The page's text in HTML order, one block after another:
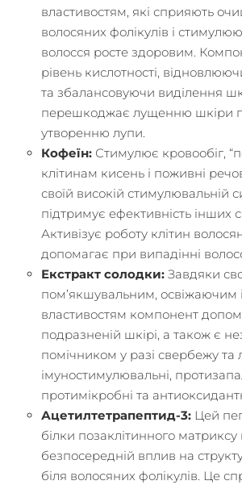
властивостям, які сприяють
волосяних фолікулів і
волосся росте здоровим.
рівень кислотності,
та збалансовуючи виділення
перешкоджає лущенню шкіри
утворенню лупи.
Кофеїн: Стимулює кровообіг,
клітинам кисень і поживні
своїй високій стимулювальній
підтримує ефективність інших
Активізує роботу клітин
допомагає при випадінні
Екстракт солодки: Завдяки
пом’якшувальним, освіжаючим
властивостям компонент
подразненій шкірі, а також є
помічником у разі свербежу
імуностимулювальні,
протимікробні та
Ацетилтетрапептид-3: Цей
білки позаклітинного
безпосередній вплив на
біля волосяних фолікулів. Це